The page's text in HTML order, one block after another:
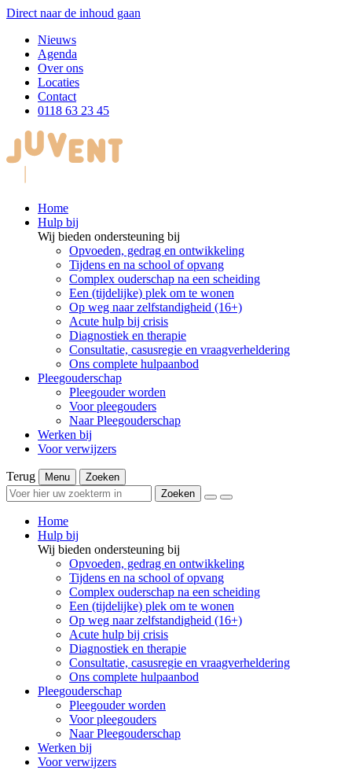
Direct naar de inhoud gaan
Nieuws
Agenda
Over ons
Locaties
Contact
0118 63 23 45
Home
Hulp bij
Wij bieden ondersteuning bij
Opvoeden, gedrag en ontwikkeling
Tijdens en na school of opvang
Complex ouderschap na een scheiding
Een (tijdelijke) plek om te wonen
Op weg naar zelfstandigheid (16+)
Acute hulp bij crisis
Diagnostiek en therapie
Consultatie, casusregie en vraagverheldering
Ons complete hulpaanbod
Pleegouderschap
Pleegouder worden
Voor pleegouders
Naar Pleegouderschap
Werken bij
Voor verwijzers
Terug Menu
Zoeken
Zoeken
Home
Hulp bij
Wij bieden ondersteuning bij
Opvoeden, gedrag en ontwikkeling
Tijdens en na school of opvang
Complex ouderschap na een scheiding
Een (tijdelijke) plek om te wonen
Op weg naar zelfstandigheid (16+)
Acute hulp bij crisis
Diagnostiek en therapie
Consultatie, casusregie en vraagverheldering
Ons complete hulpaanbod
Pleegouderschap
Pleegouder worden
Voor pleegouders
Naar Pleegouderschap
Werken bij
Voor verwijzers